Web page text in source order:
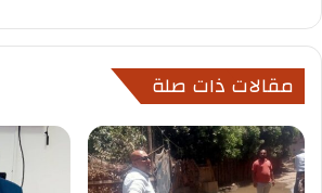
مقالات ذات صلة